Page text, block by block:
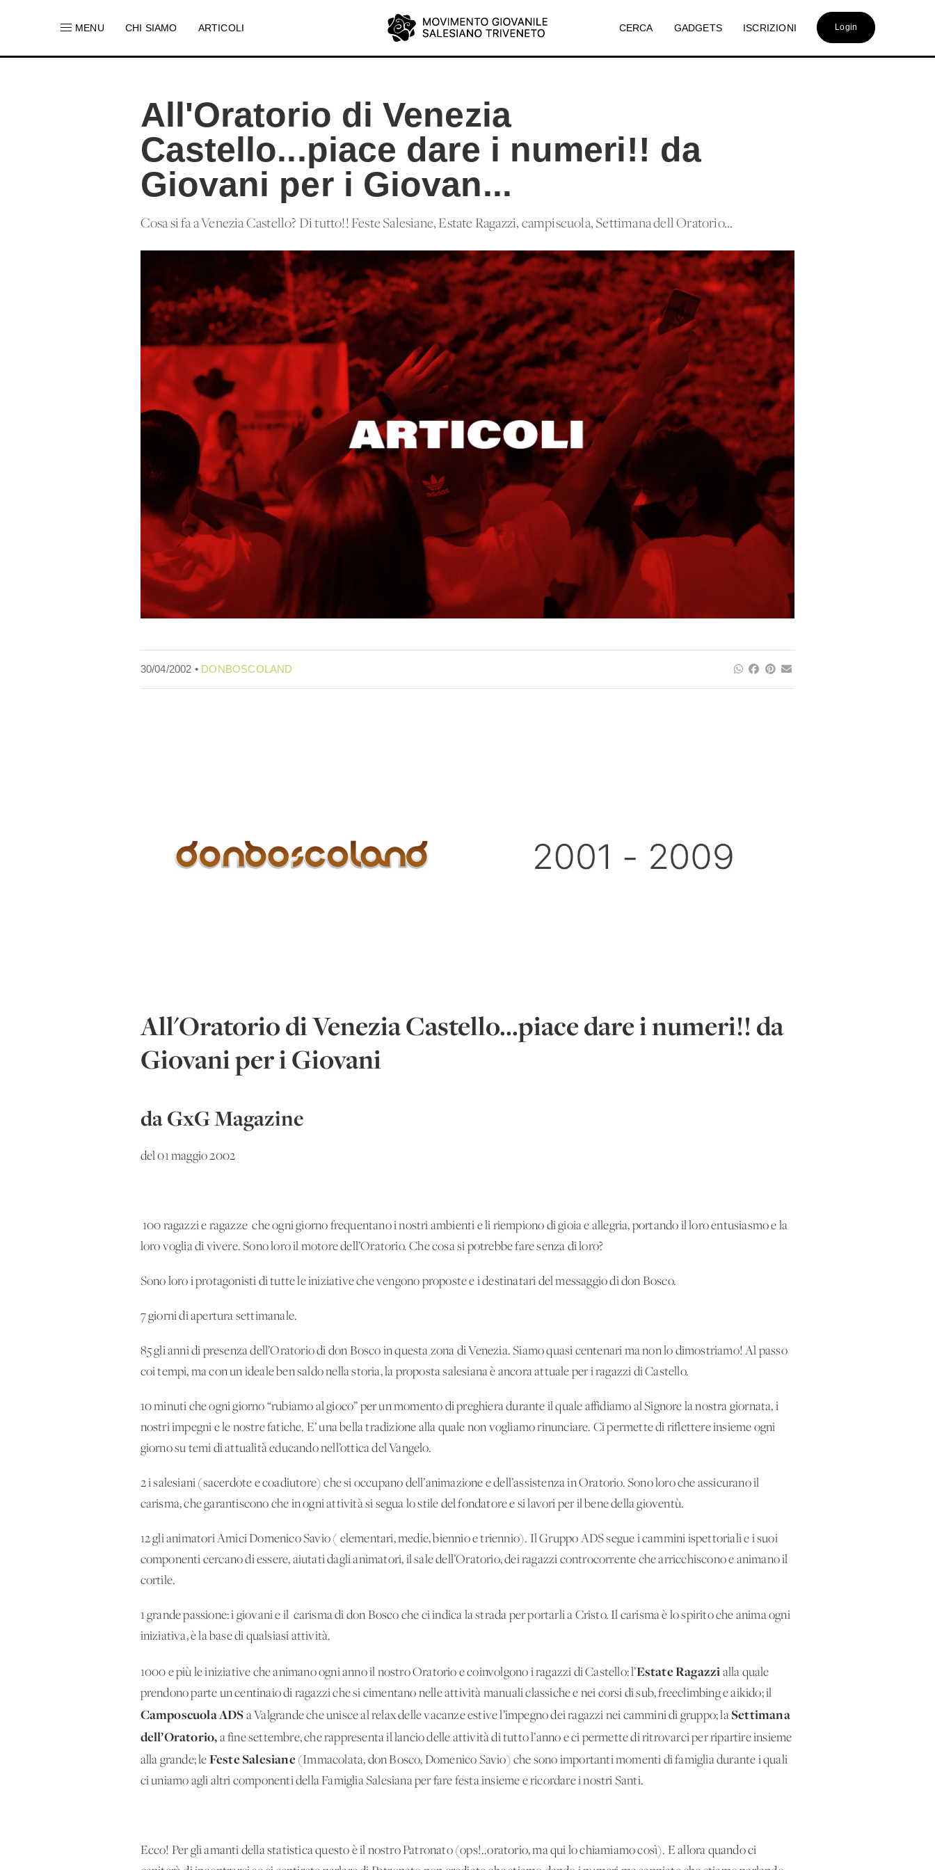
MENU CHI SIAMO ARTICOLI CERCA GADGETS ISCRIZIONI Login
All'Oratorio di Venezia
Castello...piace dare i numeri!! da
Giovani per i Giovan...
Cosa si fa a Venezia Castello? Di tutto!! Feste Salesiane, Estate Ragazzi, campiscuola, Settimana dell'Oratorio...
30/04/2002 • DONBOSCOLAND
All'Oratorio di Venezia Castello...piace dare i numeri!! da
Giovani per i Giovani
da GxG Magazine
del 01 maggio 2002
100 ragazzi e ragazze che ogni giorno frequentano i nostri ambienti e li riempiono di gioia e allegria, portando il loro entusiasmo e la
loro voglia di vivere. Sono loro il motore dell’Oratorio. Che cosa si potrebbe fare senza di loro?
Sono loro i protagonisti di tutte le iniziative che vengono proposte e i destinatari del messaggio di don Bosco.
7 giorni di apertura settimanale.
85 gli anni di presenza dell’Oratorio di don Bosco in questa zona di Venezia. Siamo quasi centenari ma non lo dimostriamo! Al passo
coi tempi, ma con un ideale ben saldo nella storia, la proposta salesiana è ancora attuale per i ragazzi di Castello.
10 minuti che ogni giorno “rubiamo al gioco” per un momento di preghiera durante il quale affidiamo al Signore la nostra giornata, i
nostri impegni e le nostre fatiche. E’ una bella tradizione alla quale non vogliamo rinunciare. Ci permette di riflettere insieme ogni
giorno su temi di attualità educando nell’ottica del Vangelo.
2 i salesiani (sacerdote e coadiutore) che si occupano dell’animazione e dell’assistenza in Oratorio. Sono loro che assicurano il
carisma, che garantiscono che in ogni attività si segua lo stile del fondatore e si lavori per il bene della gioventù.
12 gli animatori Amici Domenico Savio ( elementari, medie, biennio e triennio). Il Gruppo ADS segue i cammini ispettoriali e i suoi
componenti cercano di essere, aiutati dagli animatori, il sale dell’Oratorio, dei ragazzi controcorrente che arricchiscono e animano il
cortile.
1 grande passione: i giovani e il carisma di don Bosco che ci indica la strada per portarli a Cristo. Il carisma è lo spirito che anima ogni
iniziativa, è la base di qualsiasi attività.
1000 e più le iniziative che animano ogni anno il nostro Oratorio e coinvolgono i ragazzi di Castello: l’Estate Ragazzi alla quale
prendono parte un centinaio di ragazzi che si cimentano nelle attività manuali classiche e nei corsi di sub, freeclimbing e aikido; il
Camposcuola ADS a Valgrande che unisce al relax delle vacanze estive l’impegno dei ragazzi nei cammini di gruppo; laSettimana
dell’Oratorio, a fine settembre, che rappresenta il lancio delle attività di tutto l’anno e ci permette di ritrovarci per ripartire insieme
alla grande; le Feste Salesiane(Immacolata, don Bosco, Domenico Savio) che sono importanti momenti di famiglia durante i quali
ci uniamo agli altri componenti della Famiglia Salesiana per fare festa insieme e ricordare i nostri Santi.
Ecco! Per gli amanti della statistica questo è il nostro Patronato (ops!..oratorio, ma qui lo chiamiamo così). E allora quando ci